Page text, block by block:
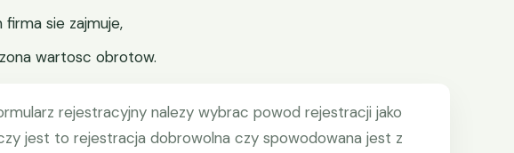
sie zajmuje,
wartosc obrotow.
rejestracyjny nalezy wybrac powod rejestracji jako
jest to rejestracja dobrowolna czy spowodowana jest z